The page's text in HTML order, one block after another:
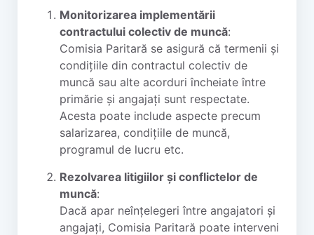
Monitorizarea implementării
contractului colectiv de muncă:
Comisia Paritară se asigură că termenii și
condițiile din contractul colectiv de
muncă sau alte acorduri încheiate între
primărie și angajați sunt respectate.
Acesta poate include aspecte precum
salarizarea, condițiile de muncă,
programul de lucru etc.
Rezolvarea litigiilor și conflictelor de
muncă:
Dacă apar neînțelegeri între angajatori și
angajați, Comisia Paritară poate interveni